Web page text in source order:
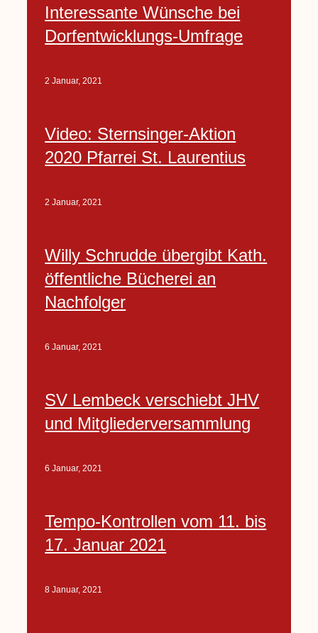
Interessante Wünsche bei
Dorfentwicklungs-Umfrage
2 Januar, 2021
Video: Sternsinger-Aktion
2020 Pfarrei St. Laurentius
2 Januar, 2021
Willy Schrudde übergibt Kath.
öffentliche Bücherei an
Nachfolger
6 Januar, 2021
SV Lembeck verschiebt JHV
und Mitgliederversammlung
6 Januar, 2021
Tempo-Kontrollen vom 11. bis
17. Januar 2021
8 Januar, 2021